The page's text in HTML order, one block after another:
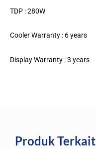
TDP : 280W
Cooler Warranty : 6 years
Display Warranty : 3 years
Produk Terkait